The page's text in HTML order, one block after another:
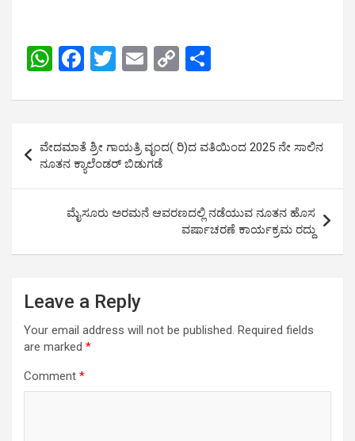
W
at
s
A
p
F
ce
b
o
o
k
T
tt
er
E
ail
C
py
Li
n
k
ar
e
navigation
ವೇದಮಾತೆ ಶ್ರೀ ಗಾಯತ್ರಿ ವೃಂದ( ರಿ)ದ ವತಿಯಿಂದ 2025 ನೇ ಸಾಲಿನ
ನೂತನ ಕ್ಯಾಲೆಂಡರ್ ಬಿಡುಗಡೆ
ಮೈಸೂರು ಅರಮನೆ ಆವರಣದಲ್ಲಿ ನಡೆಯುವ ನೂತನ ಹೊಸ
ವರ್ಷಾಚರಣೆ ಕಾರ್ಯಕ್ರಮ ರದ್ದು
Leave a Reply
Your email address will not be published. Required fields
are marked *
Comment *